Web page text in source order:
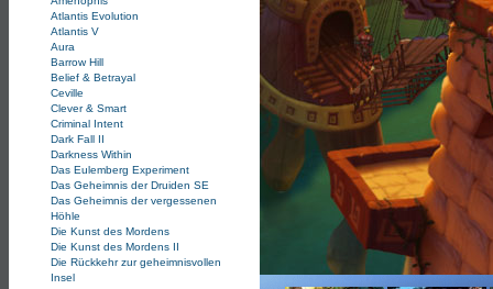
Atlantis Evolution
Atlantis V
Aura
Barrow Hill
Belief & Betrayal
Ceville
Clever & Smart
Criminal Intent
Dark Fall II
Darkness Within
Das Eulemberg Experiment
Das Geheimnis der Druiden SE
Das Geheimnis der vergessenen
Höhle
Die Kunst des Mordens
Die Kunst des Mordens II
Die Rückkehr zur geheimnisvollen
Insel